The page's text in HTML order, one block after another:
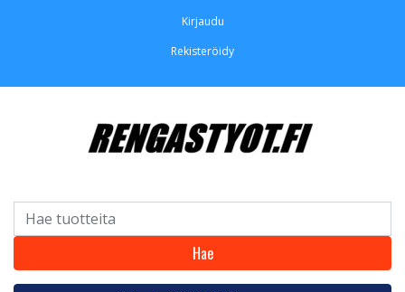
Kirjaudu
Rekisteröidy
Hae